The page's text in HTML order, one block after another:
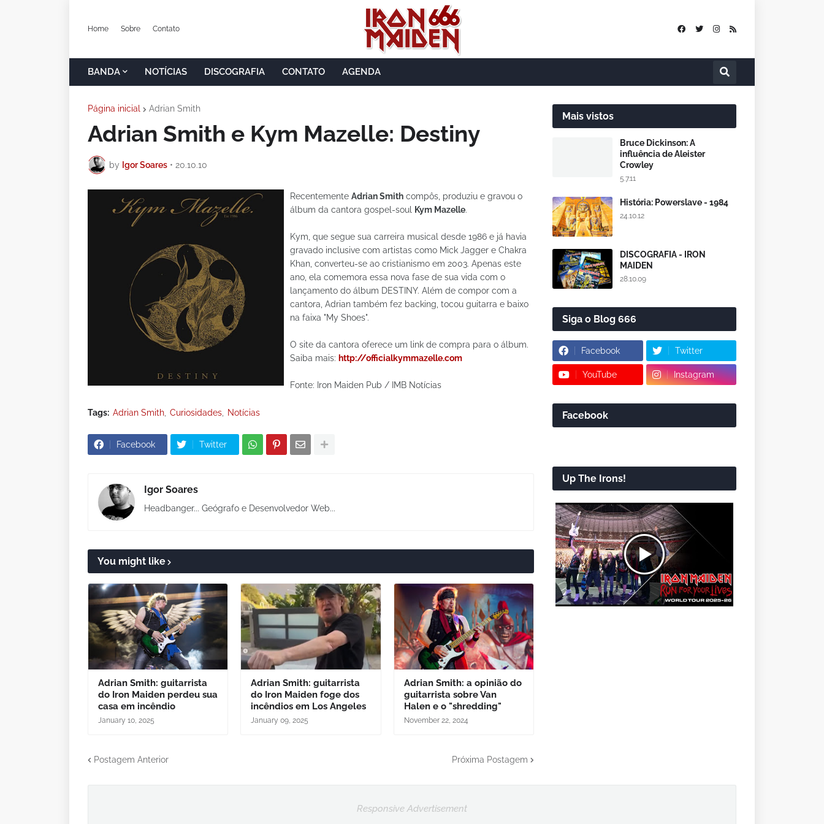
Home Sobre Contato
BANDA NOTÍCIAS DISCOGRAFIA CONTATO AGENDA
Página inicial Adrian Smith
Adrian Smith e Kym Mazelle: Destiny
by Igor Soares • 20.10.10
Recentemente Adrian Smith compôs, produziu e gravou o
álbum da cantora gospel-soul
Kym Mazelle.
Kym, que segue sua carreira musical desde 1986 e já havia
gravado inclusive com artistas como Mick Jagger e Chakra
Khan, converteu-se ao cristianismo em 2003. Apenas este
ano, ela comemora essa nova fase de sua vida com o
lançamento do álbum DESTINY. Além de compor com a
cantora, Adrian também fez backing, tocou guitarra e baixo
na faixa "My Shoes".
O site da cantora oferece um link de compra para o álbum.
Saiba mais: http://officialkymmazelle.com
Fonte: Iron Maiden Pub / IMB Notícias
Tags: Adrian Smith Curiosidades Notícias
Facebook Twitter
Igor Soares
Headbanger... Geógrafo e Desenvolvedor Web...
You might like
Adrian Smith: guitarrista
do Iron Maiden perdeu sua
casa em incêndio
January 10, 2025
Adrian Smith: guitarrista
do Iron Maiden foge dos
incêndios em Los Angeles
January 09, 2025
Adrian Smith: a opinião do
guitarrista sobre Van
Halen e o "shredding"
November 22, 2024
Postagem Anterior Próxima Postagem
Mais vistos
Bruce Dickinson: A
influência de Aleister
Crowley
5.7.11
História: Powerslave - 1984
24.10.12
DISCOGRAFIA - IRON
MAIDEN
28.10.09
Siga o Blog 666
Facebook Twitter
YouTube Instagram
Facebook
Up The Irons!
Responsive Advertisement